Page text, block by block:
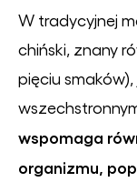
W tradycyjnej
chiński, znany
pięciu
wspomaga
organizmu,